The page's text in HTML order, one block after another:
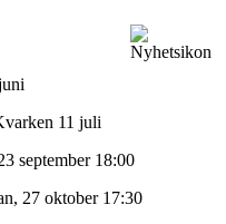
11 juli
september 18:00
27 oktober 17:30